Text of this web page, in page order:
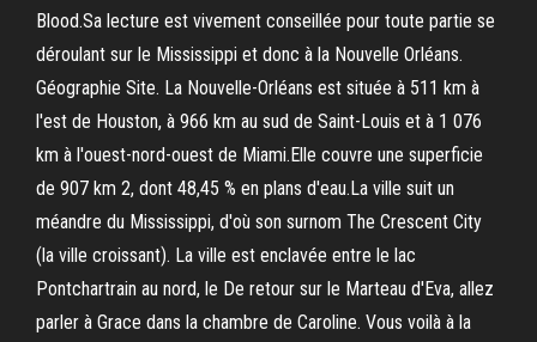
Blood.Sa lecture est vivement conseillée pour toute partie se
déroulant sur le Mississippi et donc à la Nouvelle Orléans.
Géographie Site. La Nouvelle-Orléans est située à 511 km à
l'est de Houston, à 966 km au sud de Saint-Louis et à 1 076
km à l'ouest-nord-ouest de Miami.Elle couvre une superficie
de 907 km 2, dont 48,45 % en plans d'eau.La ville suit un
méandre du Mississippi, d'où son surnom The Crescent City
(la ville croissant). La ville est enclavée entre le lac
Pontchartrain au nord, le De retour sur le Marteau d'Eva, allez
parler à Grace dans la chambre de Caroline. Vous voilà à la